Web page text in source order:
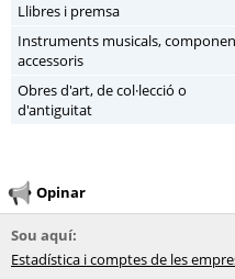
Llibres i premsa
Instruments musicals,
accessoris
Obres d'art, de col·lecció o
d'antiguitat
Opinar
Sou aquí:
Estadística i comptes de les